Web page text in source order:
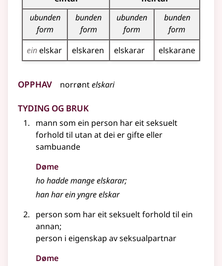
ubunden
form
bunden
form
ubunden
form
bunden
form
einelskar elskaren elskarar elskarane
Opphav norrøntelskari
Tyding og bruk
mann som ein person har eit seksuelt
forhold til utan at dei er gifteeller
sambuande
Døme
ho hadde mange elskarar;
han har ein yngre elskar
person som har eit seksuelt forhold til ein
annan;
person i eigenskap av seksualpartnar
Døme